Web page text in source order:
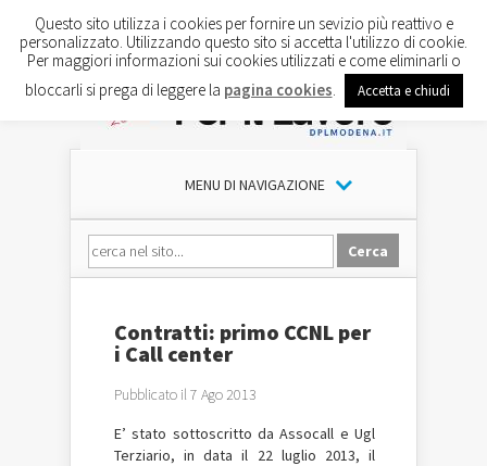
MENU DI NAVIGAZIONE
Contratti: primo CCNL per
i Call center
Pubblicato il 7 Ago 2013
E’ stato sottoscritto da Assocall e Ugl
Terziario, in data il 22 luglio 2013, il
Questo sito utilizza i cookies per fornire un sevizio più reattivo e
personalizzato. Utilizzando questo sito si accetta l'utilizzo di cookie.
Per maggiori informazioni sui cookies utilizzati e come eliminarli o
bloccarli si prega di leggere la pagina cookies Accetta e chiudi